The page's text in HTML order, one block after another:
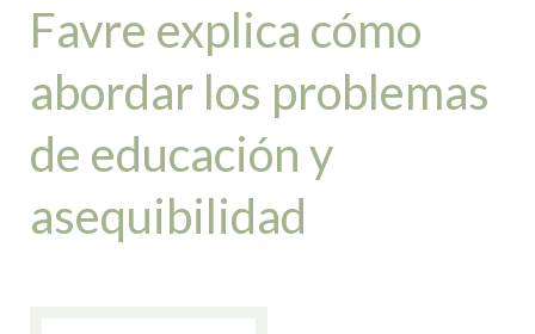
Favre explica cómo
abordar los problemas
de educación y
asequibilidad